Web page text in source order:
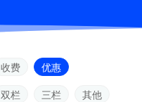
收费
优惠
双栏 三栏
其他